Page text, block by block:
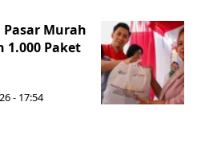
Murah
1.000 Paket
- 17:54